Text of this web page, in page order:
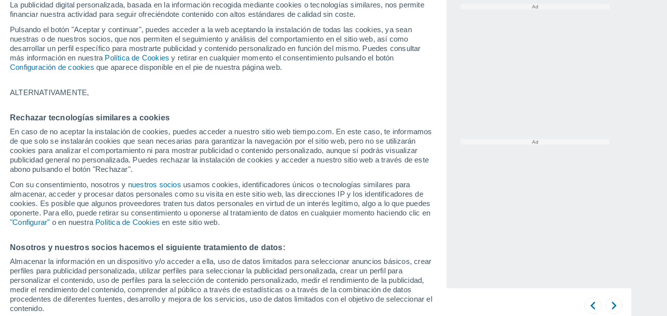
La publicidad digital personalizada, basada en la información recogida mediante cookies o tecnologías similares, nos permite
financiar nuestra actividad para seguir ofreciéndote contenido con altos estándares de calidad sin coste.
Pulsando el botón "Aceptar y continuar", puedes acceder a la web aceptando la instalación de todas las cookies, ya sean
nuestras o de nuestros socios, que nos permiten el seguimiento y análisis del comportamiento en el sitio web, así como
desarrollar un perfil específico para mostrarte publicidad y contenido personalizado en función del mismo. Puedes consultar
más información en nuestra Política de Cookies y retirar en cualquier momento el consentimiento pulsando el botón
Configuración de cookies que aparece disponible en el pie de nuestra página web.
ALTERNATIVAMENTE,
Rechazar tecnologías similares a cookies
En caso de no aceptar la instalación de cookies, puedes acceder a nuestro sitio web tiempo.com. En este caso, te informamos
de que solo se instalarán cookies que sean necesarias para garantizar la navegación por el sitio web, pero no se utilizarán
cookies para analizar el comportamiento ni para mostrar publicidad o contenido personalizado, aunque sí podrás visualizar
publicidad general no personalizada. Puedes rechazar la instalación de cookies y acceder a nuestro sitio web a través de este
abono pulsando el botón "Rechazar".
Con su consentimiento, nosotros y nuestros socios usamos cookies, identificadores únicos o tecnologías similares para
almacenar, acceder y procesar datos personales como su visita en este sitio web, las direcciones IP y los identificadores de
cookies. Es posible que algunos proveedores traten tus datos personales en virtud de un interés legítimo, algo a lo que puedes
oponerte. Para ello, puede retirar su consentimiento u oponerse al tratamiento de datos en cualquier momento haciendo clic en
"Configurar" o en nuestra Política de Cookies en este sitio web.
Nosotros y nuestros socios hacemos el siguiente tratamiento de datos:
Almacenar la información en un dispositivo y/o acceder a ella, uso de datos limitados para seleccionar anuncios básicos, crear
perfiles para publicidad personalizada, utilizar perfiles para seleccionar la publicidad personalizada, crear un perfil para
personalizar el contenido, uso de perfiles para la selección de contenido personalizado, medir el rendimiento de la publicidad,
medir el rendimiento del contenido, comprender al público a través de estadísticas o a través de la combinación de datos
procedentes de diferentes fuentes, desarrollo y mejora de los servicios, uso de datos limitados con el objetivo de seleccionar el
contenido.
Jakobsbad - Kronberg
12/12/2026
Hoy
7 Ago
Mañana
8 Ago
Domingo
9 Ago
Parte de nieve hoy
Pistas por dificultad 0 2 0 0
Kilómetros esquiables 0 / 1
Remontes 0 / 2
Espesor de nieve en la base 10 cm
Espesor de nieve en la parte superior 30 cm
Webcams en Jakobsbad - Kronberg